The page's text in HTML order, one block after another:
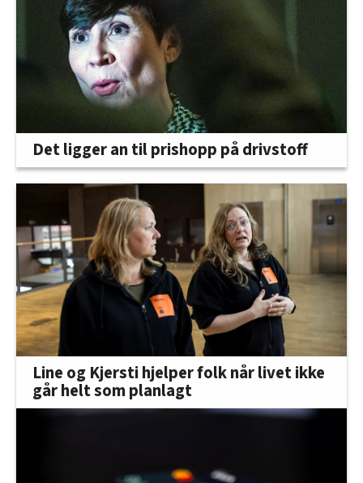
Det ligger an til prishopp på drivstoff
Line og Kjersti hjelper folk når livet ikke
går helt som planlagt